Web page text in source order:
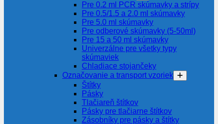
Pre 0.2 ml PCR skúmavky a strípy
Pre 0.5/1.5 a 2.0 ml skúmavky
Pre 5.0 ml skúmavky
Pre odberové skúmavky (5-50ml)
Pre 15 a 50 ml skúmavky
Univerzálne pre všetky typy
skúmaviek
Chladiace stojančeky
Označovanie a transport vzoriek
Štítky
Pásky
Tlačiareň štítkov
Pásky pre tlačiarne štítkov
Zásobníky pre pásky a štítky